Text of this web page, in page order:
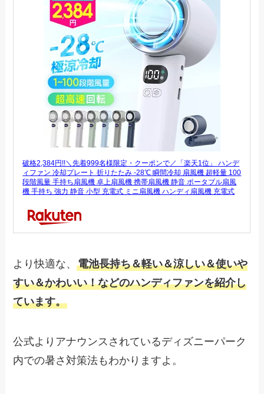
破格2,384円!!＼先着999名様限定・クーポンで／「楽天1位」 ハンデ
ィファン 冷却プレート 折りたたみ -28℃ 瞬間冷却 扇風機 超軽量 100
段階風量 手持ち扇風機 卓上扇風機 携帯扇風機 静音 ポータブル扇風
機 手持ち 強力 静音 小型 充電式 ミニ扇風機 ハンディ扇風機 充電式
より快適な、電池長持ち＆軽い＆涼しい＆使いや
すい＆かわいい！などのハンディファンを紹介し
ています。
公式よりアナウンスされているディズニーパーク
内での暑さ対策法もわかりますよ。